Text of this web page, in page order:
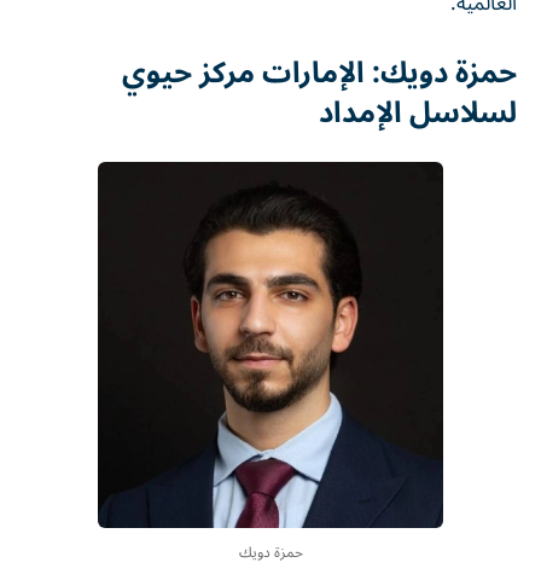
حمزة دويك: الإمارات مركز حيوي
لسلاسل الإمداد
حمزة دويك